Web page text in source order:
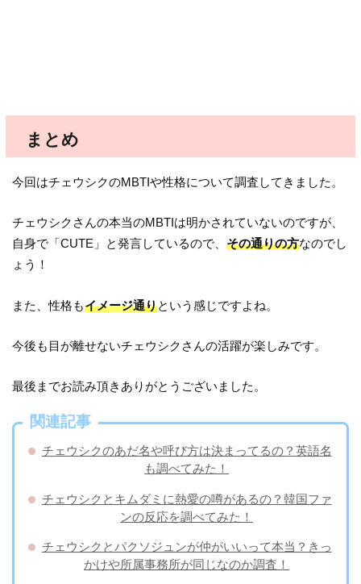
まとめ
今回はチェウシクのMBTIや性格について調査してきました。
チェウシクさんの本当のMBTIは明かされていないのですが、
自身で「CUTE」と発言しているので、その通りの方なのでし
ょう！
また、性格もイメージ通りという感じですよね。
今後も目が離せないチェウシクさんの活躍が楽しみです。
最後までお読み頂きありがとうございました。
関連記事
チェウシクのあだ名や呼び方は決まってるの？英語名
も調べてみた！
チェウシクとキムダミに熱愛の噂があるの？韓国ファ
ンの反応を調べてみた！
チェウシクとパクソジュンが仲がいいって本当？きっ
かけや所属事務所が同じなのか調査！